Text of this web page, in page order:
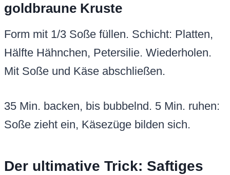
goldbraune Kruste
Form mit 1/3 Soße füllen. Schicht: Platten,
Hälfte Hähnchen, Petersilie. Wiederholen.
Mit Soße und Käse abschließen.
35 Min. backen, bis bubbelnd. 5 Min. ruhen:
Soße zieht ein, Käsezüge bilden sich.
Der ultimative Trick: Saftiges